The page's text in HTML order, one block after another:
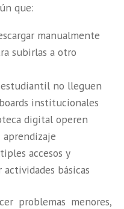
que:
manualmente
subirlas a otro
estudiantil no lleguen
institucionales
digital operen
aprendizaje
accesos y
básicas
problemas menores,